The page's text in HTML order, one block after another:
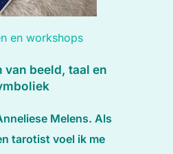
en workshops
van beeld, taal en
Melens. Als
tarotist voel ik me